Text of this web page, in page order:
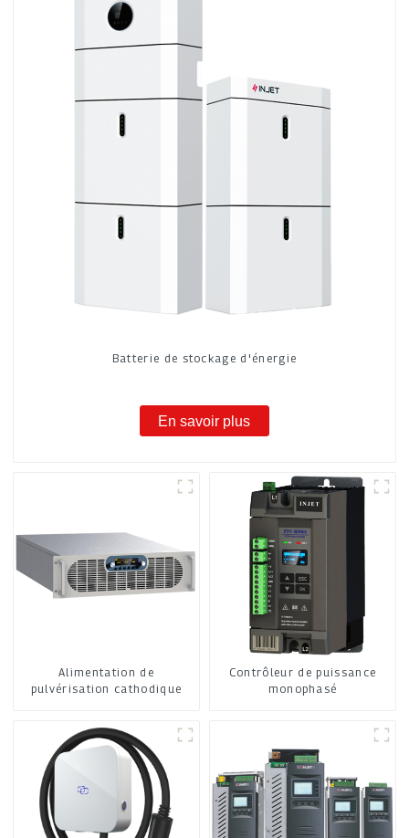
Batterie de stockage d'énergie
En savoir plus
Alimentation de
pulvérisation cathodique
Contrôleur de puissance
monophasé